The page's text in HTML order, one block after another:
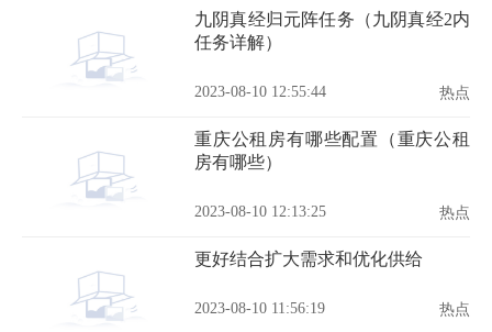
九阴真经归元阵任务（九阴真经2内
任务详解）
2023-08-10 12:55:44 热点
重庆公租房有哪些配置（重庆公租
房有哪些）
2023-08-10 12:13:25 热点
更好结合扩大需求和优化供给
2023-08-10 11:56:19 热点